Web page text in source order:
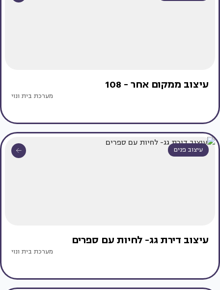
עיצוב ממקום אחר - 108
מערכת בית ונוי
עיצוב פנים
עיצוב דירת גג- לחיות עם ספרים
מערכת בית ונוי